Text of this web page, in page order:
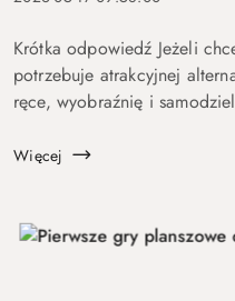
Krótka odpowiedź Jeżeli
potrzebuje atrakcyjnej
ręce, wyobraźnię i
...
Więcej